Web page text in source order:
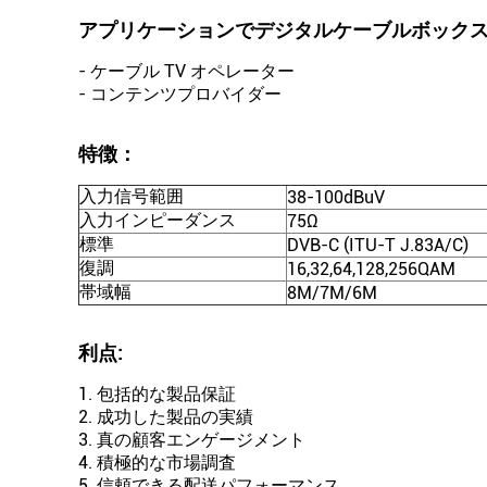
アプリケーションでデジタルケーブルボック
- ケーブル TV オペレーター
- コンテンツプロバイダー
特徴：
入力信号範囲
38-100dBuV
入力インピーダンス
75Ω
標準
DVB-C (ITU-T J.83A/C)
復調
16,32,64,128,256QAM
帯域幅
8M/7M/6M
利点:
1. 包括的な製品保証
2. 成功した製品の実績
3. 真の顧客エンゲージメント
4. 積極的な市場調査